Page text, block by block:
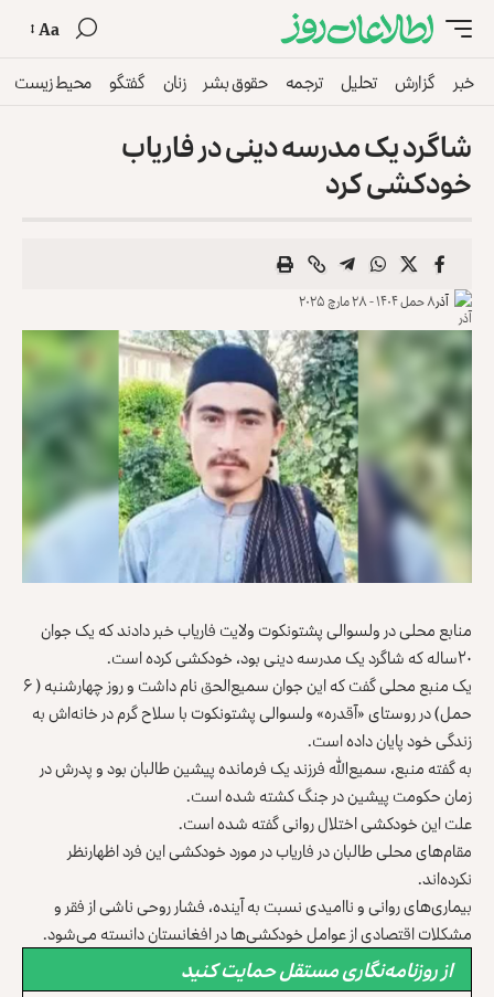
Aa
خبر گزارش تحلیل ترجمه حقوق بشر زنان گفتگو محیط زیست
شاگرد یک مدرسه دینی در فاریاب
خودکشی کرد
آذر۸ حمل ۱۴۰۴ - ۲۸ مارچ ۲۰۲۵
منابع محلی در ولسوالی پشتونکوت ولایت فاریاب خبر دادند که یک جوان
۲۰ساله که شاگرد یک مدرسه دینی بود، خودکشی کرده است.
یک منبع محلی گفت که این جوان سمیع‌الحق نام داشت و روز چهارشنبه ( ۶
حمل) در روستای «آقدره» ولسوالی پشتونکوت با سلاح گرم در خانه‌اش به
زندگی خود پایان داده است.
به گفته منبع، سمیع‌الله فرزند یک فرمانده پیشین طالبان بود و پدرش در
زمان حکومت پیشین در جنگ کشته شده است.
علت این خودکشی اختلال روانی گفته شده است.
مقام‌های محلی طالبان در فاریاب در مورد خودکشی این فرد اظهارنظر
نکرده‌اند.
بیماری‌های روانی و ناامیدی نسبت به آینده، فشار روحی ناشی از فقر و
مشکلات اقتصادی از عوامل خودکشی‌ها در افغانستان دانسته می‌شود.
از روزنامه‌نگاری مستقل حمایت کنید